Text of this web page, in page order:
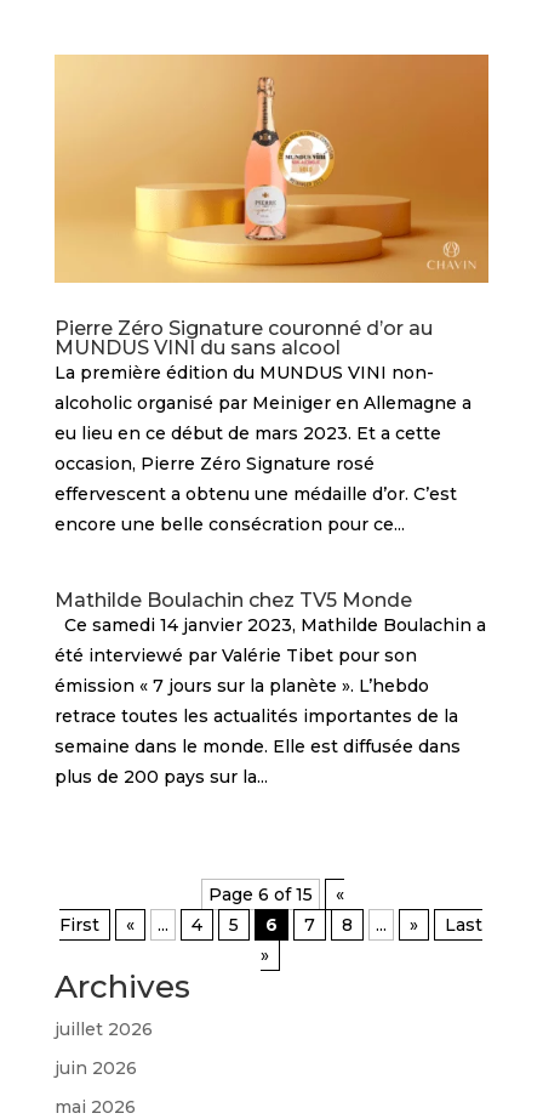
Pierre Zéro Signature couronné d’or au
MUNDUS VINI du sans alcool
La première édition du MUNDUS VINI non-
alcoholic organisé par Meiniger en Allemagne a
eu lieu en ce début de mars 2023. Et a cette
occasion, Pierre Zéro Signature rosé
effervescent a obtenu une médaille d’or. C’est
encore une belle consécration pour ce...
Mathilde Boulachin chez TV5 Monde
Ce samedi 14 janvier 2023, Mathilde Boulachin a
été interviewé par Valérie Tibet pour son
émission « 7 jours sur la planète ». L’hebdo
retrace toutes les actualités importantes de la
semaine dans le monde. Elle est diffusée dans
plus de 200 pays sur la...
Page 6 of 15
«
First
« ... 4 5 6 7 8 ... »
Last
»
Archives
juillet 2026
juin 2026
mai 2026